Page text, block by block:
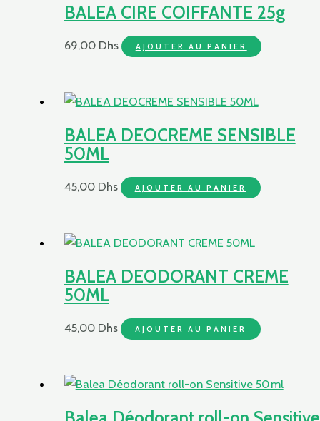
BALEA CIRE COIFFANTE 25g
69,00 Dhs AJOUTER AU PANIER
BALEA DEOCREME SENSIBLE
50ML
45,00 Dhs AJOUTER AU PANIER
BALEA DEODORANT CREME
50ML
45,00 Dhs AJOUTER AU PANIER